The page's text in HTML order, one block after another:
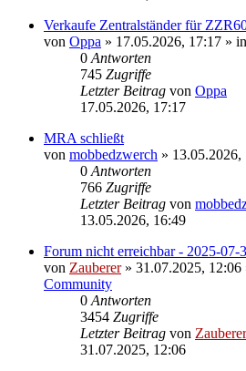
Verkaufe Zentralständer für
von Oppa » 17.05.2026, 17:17 » in
0 Antworten
745 Zugriffe
Letzter Beitrag von Oppa
17.05.2026, 17:17
MRA schließt
von mobbedzwerch » 13.05.2026,
0 Antworten
766 Zugriffe
Letzter Beitrag von
13.05.2026, 16:49
Forum nicht erreichbar - 2025-07-
von Zauberer» 31.07.2025, 12:06
Community
0 Antworten
3454 Zugriffe
Letzter Beitrag von Zauberer
31.07.2025, 12:06